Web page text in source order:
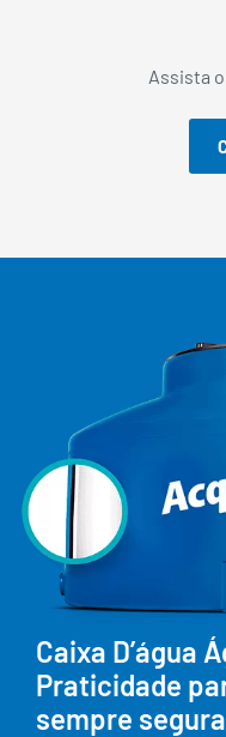
Assista
Caixa D’água
Praticidade
sempre